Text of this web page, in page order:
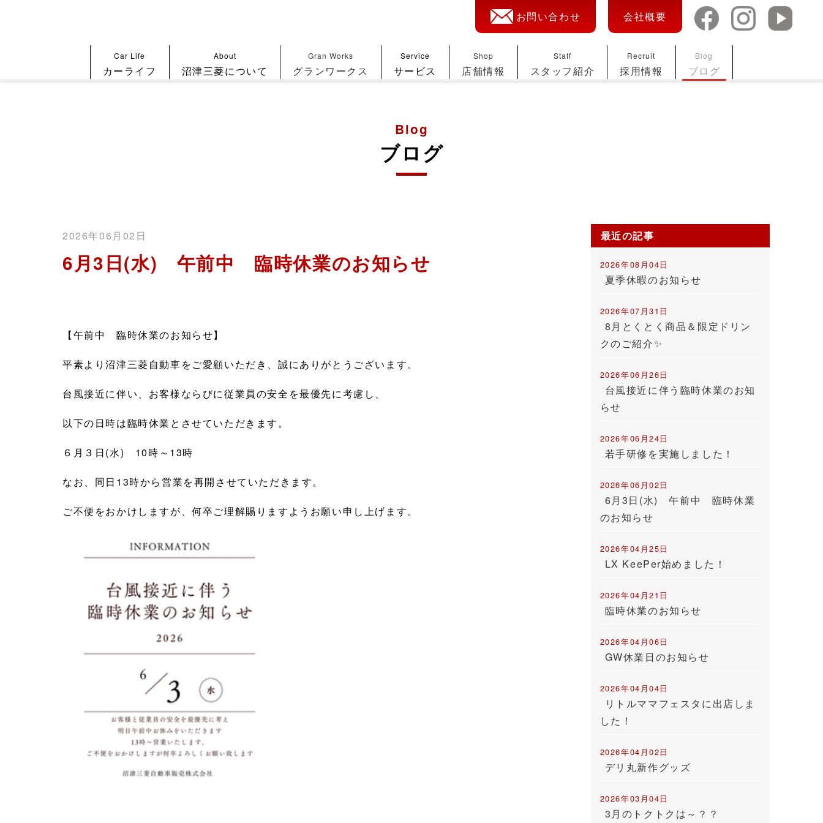
お問い合わせ 会社概要
Car Life
カーライフ
About
沼津三菱について
Gran Works
グランワークス
Service
サービス
Shop
店舗情報
Staff
スタッフ紹介
Recruit
採用情報
Blog
ブログ
Blog
ブログ
2026年06月02日
6月3日(水) 午前中 臨時休業のお知らせ
【午前中 臨時休業のお知らせ】
平素より沼津三菱自動車をご愛顧いただき、誠にありがとうございます。
台風接近に伴い、お客様ならびに従業員の安全を最優先に考慮し、
以下の日時は臨時休業とさせていただきます。
６月３日(水) 10時～13時
なお、同日13時から営業を再開させていただきます。
ご不便をおかけしますが、何卒ご理解賜りますようお願い申し上げます。
最近の記事
2026年08月04日
夏季休暇のお知らせ
2026年07月31日
8月とくとく商品＆限定ドリン
クのご紹介✨
2026年06月26日
台風接近に伴う臨時休業のお知
らせ
2026年06月24日
若手研修を実施しました！
2026年06月02日
6月3日(水) 午前中 臨時休業
のお知らせ
2026年04月25日
LX KeePer始めました！
2026年04月21日
臨時休業のお知らせ
2026年04月06日
GW休業日のお知らせ
2026年04月04日
リトルママフェスタに出店しま
した！
2026年04月02日
デリ丸新作グッズ
2026年03月04日
3月のトクトクは～？？